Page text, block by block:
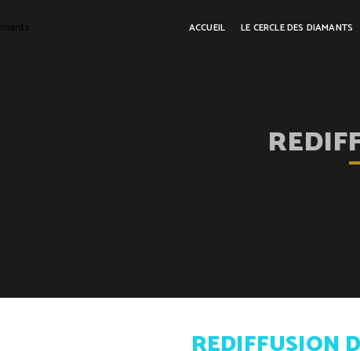
ACCUEIL LE CERCLE DES DIAMANTS